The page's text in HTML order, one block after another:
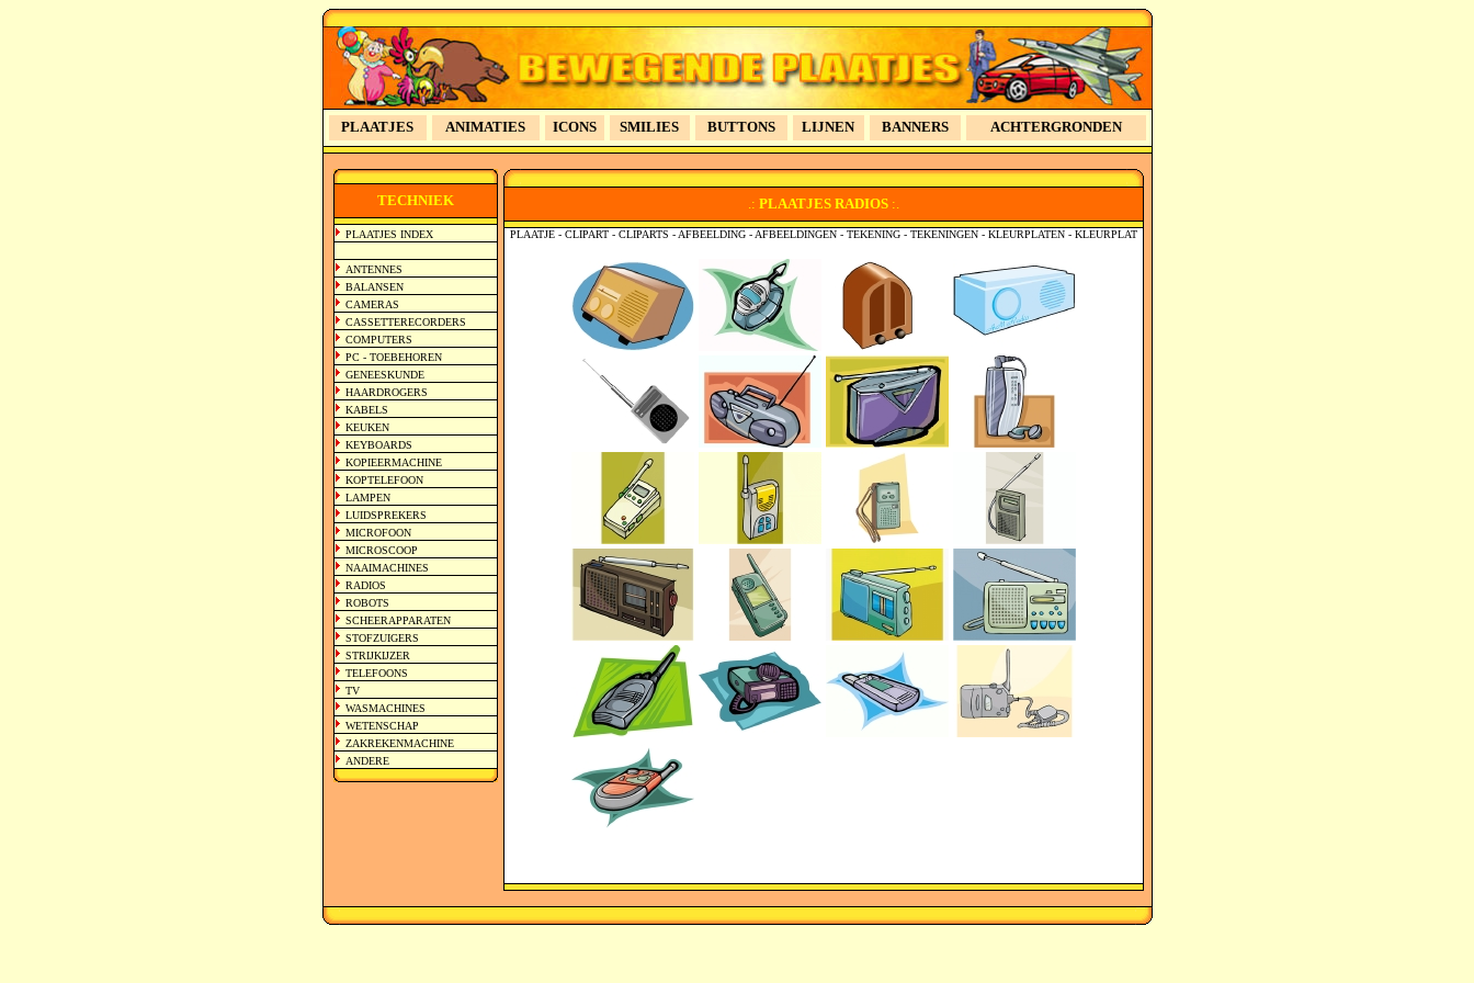
PLAATJES ANIMATIES ICONS SMILIES BUTTONS LIJNEN BANNERS ACHTERGRONDEN
TECHNIEK
PLAATJES INDEX
ANTENNES
BALANSEN
CAMERAS
CASSETTERECORDERS
COMPUTERS
PC - TOEBEHOREN
GENEESKUNDE
HAARDROGERS
KABELS
KEUKEN
KEYBOARDS
KOPIEERMACHINE
KOPTELEFOON
LAMPEN
LUIDSPREKERS
MICROFOON
MICROSCOOP
NAAIMACHINES
RADIOS
ROBOTS
SCHEERAPPARATEN
STOFZUIGERS
STRIJKIJZER
TELEFOONS
TV
WASMACHINES
WETENSCHAP
ZAKREKENMACHINE
ANDERE
.: PLAATJES RADIOS:.
PLAATJE - CLIPART - CLIPARTS - AFBEELDING - AFBEELDINGEN - TEKENING - TEKENINGEN - KLEURPLATEN - KLEURPLAT